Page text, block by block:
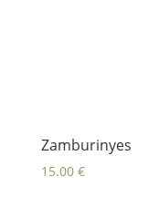
Zamburinyes
15.00 €